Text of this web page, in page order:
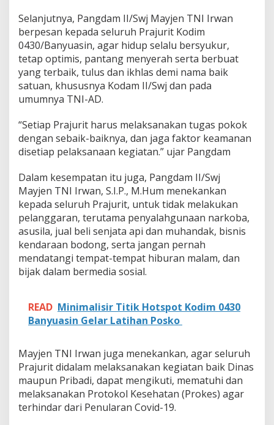
Selanjutnya, Pangdam II/Swj Mayjen TNI Irwan
berpesan kepada seluruh Prajurit Kodim
0430/Banyuasin, agar hidup selalu bersyukur,
tetap optimis, pantang menyerah serta berbuat
yang terbaik, tulus dan ikhlas demi nama baik
satuan, khususnya Kodam II/Swj dan pada
umumnya TNI-AD.
“Setiap Prajurit harus melaksanakan tugas pokok
dengan sebaik-baiknya, dan jaga faktor keamanan
disetiap pelaksanaan kegiatan.” ujar Pangdam
Dalam kesempatan itu juga, Pangdam II/Swj
Mayjen TNI Irwan, S.I.P., M.Hum menekankan
kepada seluruh Prajurit, untuk tidak melakukan
pelanggaran, terutama penyalahgunaan narkoba,
asusila, jual beli senjata api dan muhandak, bisnis
kendaraan bodong, serta jangan pernah
mendatangi tempat-tempat hiburan malam, dan
bijak dalam bermedia sosial.
READ Minimalisir Titik Hotspot Kodim 0430
Banyuasin Gelar Latihan Posko
Mayjen TNI Irwan juga menekankan, agar seluruh
Prajurit didalam melaksanakan kegiatan baik Dinas
maupun Pribadi, dapat mengikuti, mematuhi dan
melaksanakan Protokol Kesehatan (Prokes) agar
terhindar dari Penularan Covid-19.